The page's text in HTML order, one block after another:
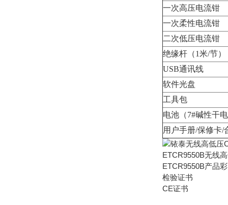
一次高压电流钳
一次柔性电流钳
二次低压电流钳
绝缘杆（1米/节）
USB通讯线
软件光盘
工具包
电池（7#碱性干
用户手册/保修卡/
ETCR9550B无线
ETCR9550B产品
检验证书
CE证书